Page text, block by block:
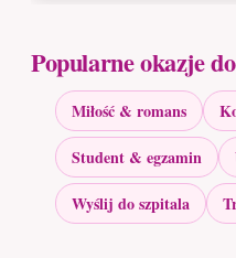
Popularne okazje
Miłość & romans
Student & egzamin
Wyślij do szpitala